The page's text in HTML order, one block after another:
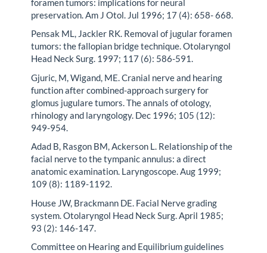
foramen tumors: implications for neural
preservation. Am J Otol. Jul 1996; 17 (4): 658- 668.
Pensak ML, Jackler RK. Removal of jugular foramen
tumors: the fallopian bridge technique. Otolaryngol
Head Neck Surg. 1997; 117 (6): 586-591.
Gjuric, M, Wigand, ME. Cranial nerve and hearing
function after combined-approach surgery for
glomus jugulare tumors. The annals of otology,
rhinology and laryngology. Dec 1996; 105 (12):
949-954.
Adad B, Rasgon BM, Ackerson L. Relationship of the
facial nerve to the tympanic annulus: a direct
anatomic examination. Laryngoscope. Aug 1999;
109 (8): 1189-1192.
House JW, Brackmann DE. Facial Nerve grading
system. Otolaryngol Head Neck Surg. April 1985;
93 (2): 146-147.
Committee on Hearing and Equilibrium guidelines